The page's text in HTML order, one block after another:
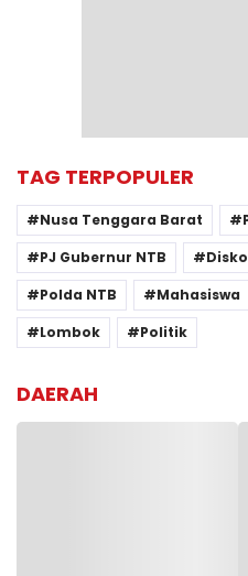
TAG TERPOPULER
Nusa Tenggara Barat
PJ Gubernur NTB
Polda NTB
Mahasiswa
Lombok
Politik
DAERAH